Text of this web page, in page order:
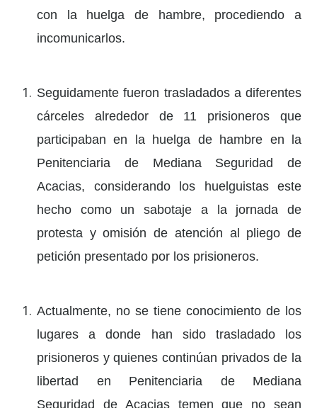
con la huelga de hambre, procediendo a
incomunicarlos.
Seguidamente fueron trasladados a diferentes
cárceles alrededor de 11 prisioneros que
participaban en la huelga de hambre en la
Penitenciaria de Mediana Seguridad de
Acacias, considerando los huelguistas este
hecho como un sabotaje a la jornada de
protesta y omisión de atención al pliego de
petición presentado por los prisioneros.
Actualmente, no se tiene conocimiento de los
lugares a donde han sido trasladado los
prisioneros y quienes continúan privados de la
libertad en Penitenciaria de Mediana
Seguridad de Acacias temen que no sean